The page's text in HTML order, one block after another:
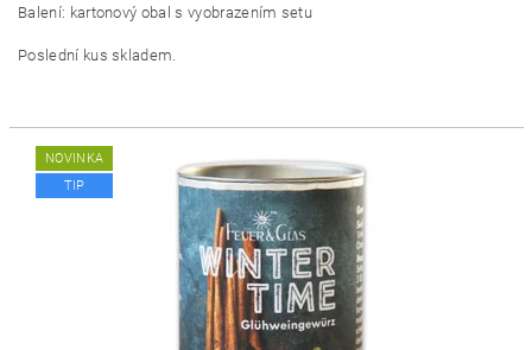
Balení: kartonový obal s vyobrazením setu
Poslední kus skladem.
NOVINKA
TIP